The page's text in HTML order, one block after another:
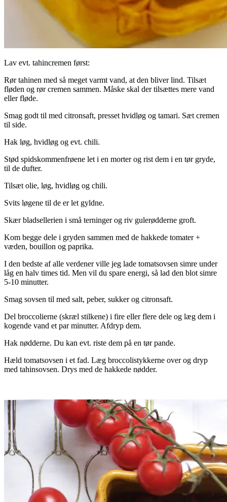
Lav evt. tahincremen først:
Rør tahinen med så meget varmt vand, at den bliver lind. Tilsæt
fløden og rør cremen sammen. Måske skal der tilsættes mere vand
eller fløde.
Smag godt til med citronsaft, presset hvidløg og tamari. Sæt cremen
til side.
Hak løg, hvidløg og evt. chili.
Stød spidskommenfrøene let i en morter og rist dem i en tør gryde,
til de dufter.
Tilsæt olie, løg, hvidløg og chili.
Svits løgene til de er let gyldne.
Skær bladsellerien i små terninger og riv gulerødderne groft.
Kom begge dele i gryden sammen med de hakkede tomater +
væden, bouillon og paprika.
I den bedste af alle verdener ville jeg lade tomatsovsen simre under
låg en halv times tid. Men vil du spare energi, så lad den blot simre
5-10 minutter.
Smag sovsen til med salt, peber, sukker og citronsaft.
Del broccolierne (skræl stilkene) i fire eller flere dele og læg dem i
kogende vand et par minutter. Afdryp dem.
Hak nødderne. Du kan evt. riste dem på en tør pande.
Hæld tomatsovsen i et fad. Læg broccolistykkerne over og dryp
med tahinsovsen. Drys med de hakkede nødder.